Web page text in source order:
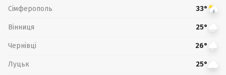
Сімферополь 33°
Вінниця 25°
Чернівці 26°
Луцьк 25°